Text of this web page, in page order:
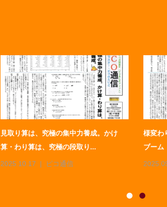
見取り算は、究極の集中力養成。かけ
算・わり算は、究極の段取り...
2025.10.17 ピコ通信
様変わ
ブーム